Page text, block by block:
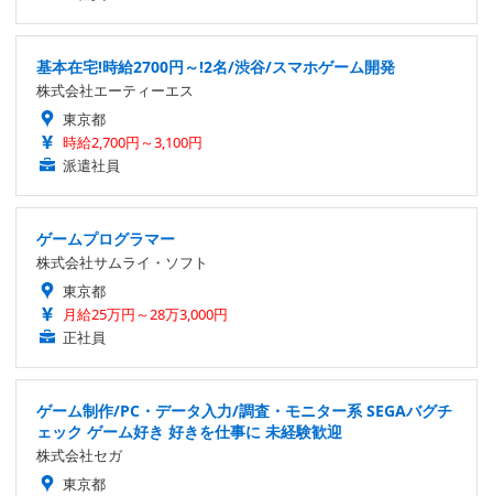
基本在宅!時給2700円～!2名/渋谷/スマホゲーム開発
株式会社エーティーエス
東京都
時給2,700円～3,100円
派遣社員
ゲームプログラマー
株式会社サムライ・ソフト
東京都
月給25万円～28万3,000円
正社員
ゲーム制作/PC・データ入力/調査・モニター系 SEGAバグチ
ェック ゲーム好き 好きを仕事に 未経験歓迎
株式会社セガ
東京都